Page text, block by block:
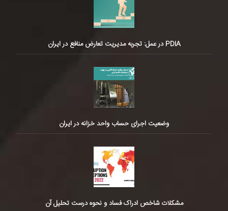
PDIA در عمل: تجربه مدیریت تعارض منافع در ایران
وضعیت اجرای حساب واحد خزانه در ایران
مشکلات شاخص ادراک فساد و نحوه درست تحلیل آن